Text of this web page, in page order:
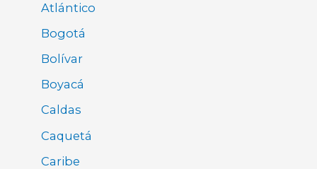
Atlántico
Bogotá
Bolívar
Boyacá
Caldas
Caquetá
Caribe